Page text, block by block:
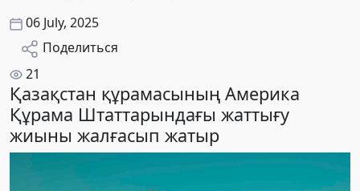
06 July, 2025
Поделиться
21
Қазақстан құрамасының Америка
Құрама Штаттарындағы жаттығу
жиыны жалғасып жатыр